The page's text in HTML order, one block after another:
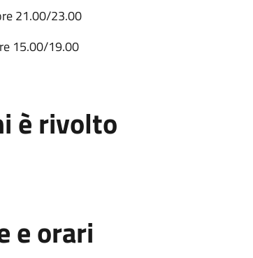
21.00/23.00
15.00/19.00
è rivolto
e orari